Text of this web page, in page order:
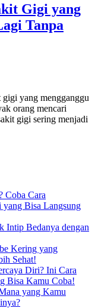
Gigi yang
Tanpa
yang mengganggu
orang mencari
gigi sering menjadi
Coba Cara
Bisa Langsung
Intip Bedanya dengan
Kering yang
Sehat!
Diri? Ini Cara
Bisa Kamu Coba!
yang Kamu